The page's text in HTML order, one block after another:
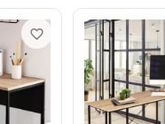
favorite_border